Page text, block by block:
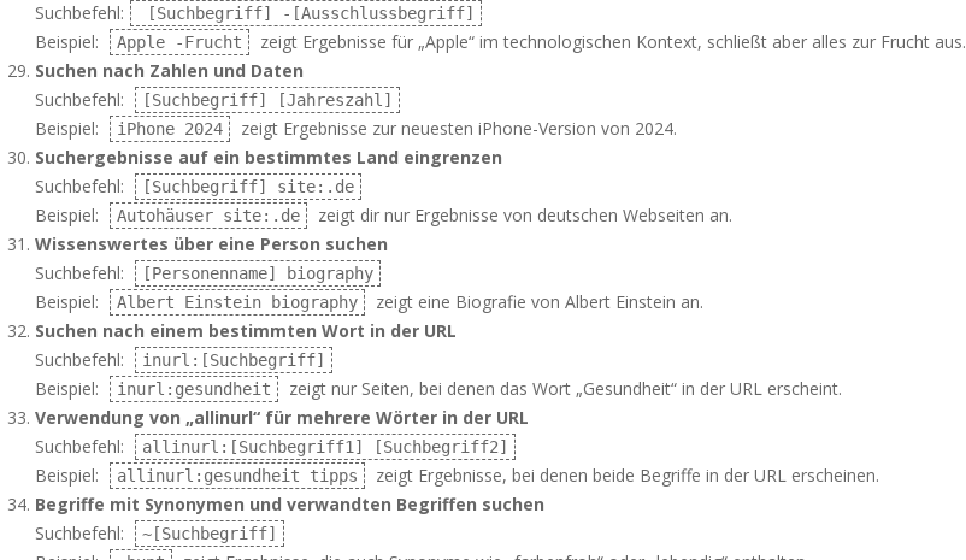
Suchbefehl:
[Suchbegriff] -[Ausschlussbegriff]
Beispiel: Apple -Frucht
zeigt Ergebnisse für „Apple“ im technologischen Kontext, schließt aber alles zur Frucht aus.
Suchen nach Zahlen und Daten
Suchbefehl:
[Suchbegriff] [Jahreszahl]
Beispiel: iPhone 2024
zeigt Ergebnisse zur neuesten iPhone-Version von 2024.
Suchergebnisse auf ein bestimmtes Land eingrenzen
Suchbefehl:
[Suchbegriff] site:.de
Beispiel: Autohäuser site:.de
zeigt dir nur Ergebnisse von deutschen Webseiten an.
Wissenswertes über eine Person suchen
Suchbefehl:
[Personenname] biography
Beispiel: Albert Einstein biography
zeigt eine Biografie von Albert Einstein an.
Suchen nach einem bestimmten Wort in der URL
Suchbefehl:
inurl:[Suchbegriff]
Beispiel: inurl:gesundheit
zeigt nur Seiten, bei denen das Wort „Gesundheit“ in der URL erscheint.
Verwendung von „allinurl“ für mehrere Wörter in der URL
Suchbefehl:
allinurl:[Suchbegriff1] [Suchbegriff2]
Beispiel: allinurl:gesundheit tipps
zeigt Ergebnisse, bei denen beide Begriffe in der URL erscheinen.
Begriffe mit Synonymen und verwandten Begriffen suchen
Suchbefehl:
~[Suchbegriff]